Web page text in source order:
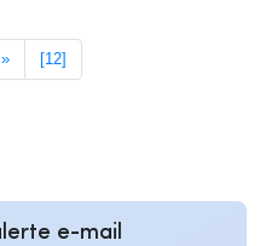
» [12]
e-mail